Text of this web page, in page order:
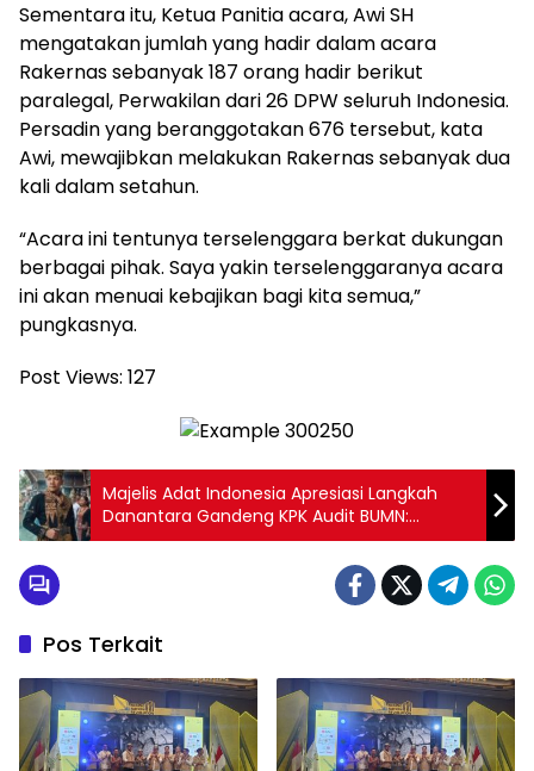
Sementara itu, Ketua Panitia acara, Awi SH
mengatakan jumlah yang hadir dalam acara
Rakernas sebanyak 187 orang hadir berikut
paralegal, Perwakilan dari 26 DPW seluruh Indonesia.
Persadin yang beranggotakan 676 tersebut, kata
Awi, mewajibkan melakukan Rakernas sebanyak dua
kali dalam setahun.
“Acara ini tentunya terselenggara berkat dukungan
berbagai pihak. Saya yakin terselenggaranya acara
ini akan menuai kebajikan bagi kita semua,”
pungkasnya.
Post Views: 127
Majelis Adat Indonesia Apresiasi Langkah
Danantara Gandeng KPK Audit BUMN:
Komitmen Bersihkan Korupsi Harus Berjalan
Beriringan Dengan Peningkatan Kinerja
Pos Terkait